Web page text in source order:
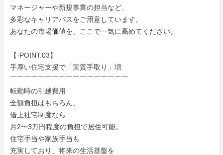
マネージャーや新規事業の担当など、
多彩なキャリアパスをご用意しています。
あなたの市場価値を、ここで一気に高めてください。
【-POINT.03】
手厚い住宅支援で「実質手取り」増
￣￣￣￣￣￣￣￣￣￣￣￣￣￣￣￣￣
転勤時の引越費用
全額負担はもちろん、
借上社宅制度なら
月2〜3万円程度の負担で居住可能。
住宅手当や家族手当も
充実しており、将来の生活基盤を